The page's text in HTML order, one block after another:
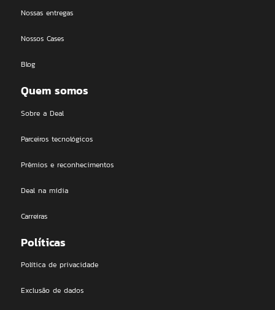
Nossas entregas
Nossos Cases
Blog
Quem somos
Sobre a Deal
Parceiros tecnológicos
Prêmios e reconhecimentos
Deal na mídia
Carreiras
Políticas
Política de privacidade
Exclusão de dados